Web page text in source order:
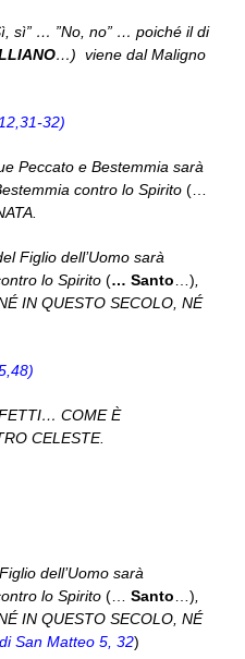
sì” … ”No, no” … poiché il di
…) viene dal Maligno
32)
Peccato e Bestemmia sarà
contro lo Spirito (…
Figlio dell’Uomo sarà
lo Spirito (… Santo …)
IN QUESTO SECOLO, NÉ
COME È
CELESTE.
dell’Uomo sarà
lo Spirito (… Santo …)
IN QUESTO SECOLO, NÉ
San Matteo 5, 32)